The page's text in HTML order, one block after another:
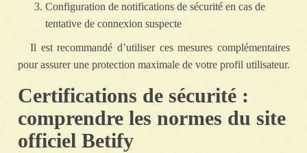
Configuration de notifications de sécurité en cas de
tentative de connexion suspecte
Il est recommandé d’utiliser ces mesures complémentaires
pour assurer une protection maximale de votre profil utilisateur.
Certifications de sécurité :
comprendre les normes du site
officiel Betify